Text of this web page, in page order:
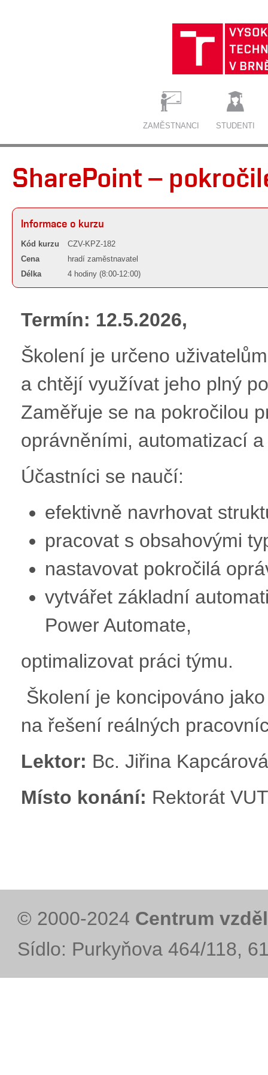
ZAMĚSTNANCI STUDENTI
SharePoint –
Informace o kurzu
Kód kurzu
CZV-KPZ-182
Cena
hradí zaměstnavatel
Délka
4 hodiny (8:00-12:00)
Termín: 12.5.2026,
Školení je určeno
a chtějí využívat jeho plný
Zaměřuje se na pokročilou
oprávněními, automatizací
Účastníci se naučí:
efektivně navrhovat
pracovat s obsahovými
nastavovat pokročilá
vytvářet základní
Power Automate,
optimalizovat práci týmu.
Školení je koncipováno
na řešení reálných
Lektor: Bc. Jiřina Kapcárová
Místo konání: Rektorát
© 2000-2024 Centrum
Sídlo: Purkyňova 464/118,